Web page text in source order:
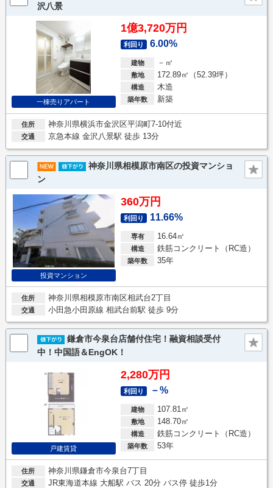
沢八景
一棟売りアパート
1億3,720万円
利回り 6.00%
建物 －㎡
敷地 172.89㎡（52.39坪）
構造 木造
築年数 新築
住所 神奈川県横浜市金沢区平潟町7-10付近
交通 京急本線 金沢八景駅 徒歩 13分
神奈川県相模原市南区の投資マンショ
ン
投資マンション
360万円
利回り 11.66%
専有 16.64㎡
構造 鉄筋コンクリート（RC造）
築年数 35年
住所 神奈川県相模原市南区相武台2丁目
交通 小田急小田原線 相武台前駅 徒歩 9分
鎌倉市今泉台店舗付住宅！融資相談受付
中！中国語＆EngOK！
戸建賃貸
2,280万円
利回り －%
建物 107.81㎡
敷地 148.70㎡
構造 鉄筋コンクリート（RC造）
築年数 53年
住所 神奈川県鎌倉市今泉台7丁目
交通 JR東海道本線 大船駅 バス 20分 バス停 徒歩1分